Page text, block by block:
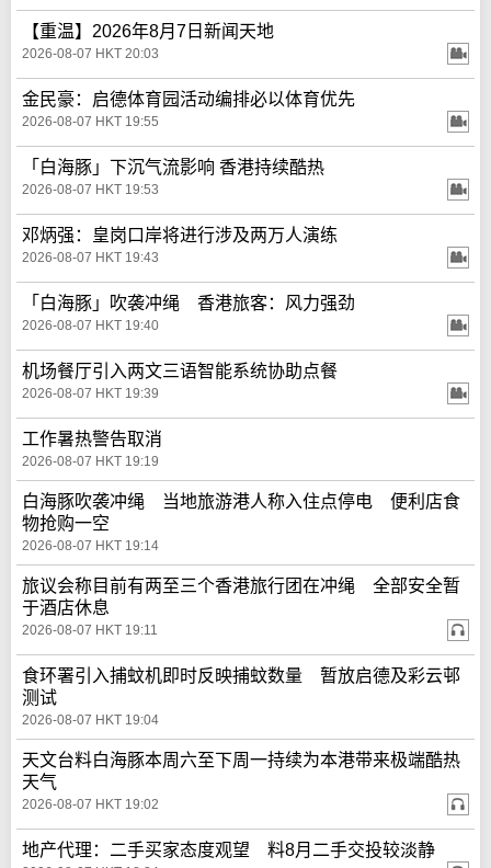
【重温】2026年8月7日新闻天地
2026-08-07 HKT 20:03
金民豪：启德体育园活动编排必以体育优先
2026-08-07 HKT 19:55
「白海豚」下沉气流影响 香港持续酷热
2026-08-07 HKT 19:53
邓炳强：皇岗口岸将进行涉及两万人演练
2026-08-07 HKT 19:43
「白海豚」吹袭冲绳 香港旅客：风力强劲
2026-08-07 HKT 19:40
机场餐厅引入两文三语智能系统协助点餐
2026-08-07 HKT 19:39
工作暑热警告取消
2026-08-07 HKT 19:19
白海豚吹袭冲绳 当地旅游港人称入住点停电 便利店食
物抢购一空
2026-08-07 HKT 19:14
旅议会称目前有两至三个香港旅行团在冲绳 全部安全暂
于酒店休息
2026-08-07 HKT 19:11
食环署引入捕蚊机即时反映捕蚊数量 暂放启德及彩云邨
测试
2026-08-07 HKT 19:04
天文台料白海豚本周六至下周一持续为本港带来极端酷热
天气
2026-08-07 HKT 19:02
地产代理：二手买家态度观望 料8月二手交投较淡静